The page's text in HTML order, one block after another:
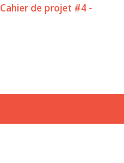
Cahier de projet #4 -